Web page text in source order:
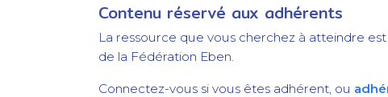
Contenu réservé aux adhérents
La ressource que vous cherchez à atteindre
de la Fédération Eben.
Connectez-vous si vous êtes adhérent, ou